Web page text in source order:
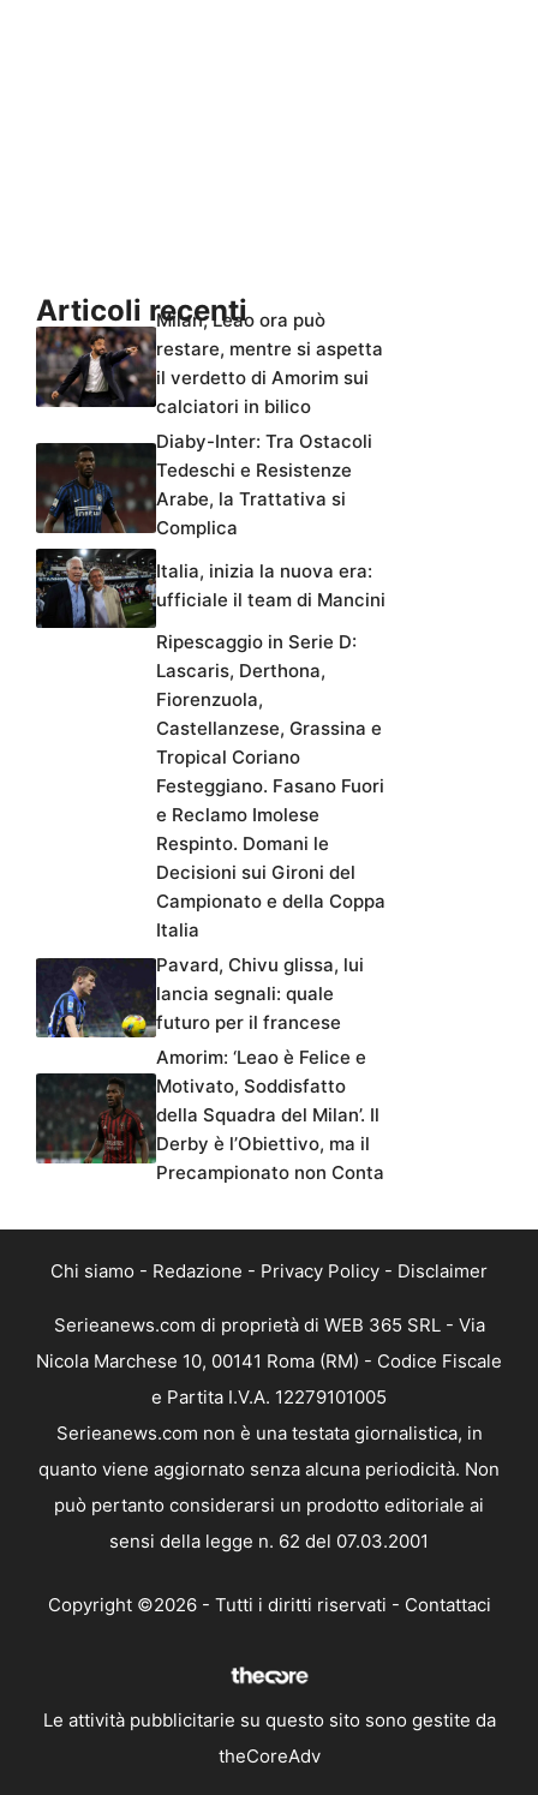
Articoli recenti
Milan, Leao ora può
restare, mentre si aspetta
il verdetto di Amorim sui
calciatori in bilico
Diaby-Inter: Tra Ostacoli
Tedeschi e Resistenze
Arabe, la Trattativa si
Complica
Italia, inizia la nuova era:
ufficiale il team di Mancini
Ripescaggio in Serie D:
Lascaris, Derthona,
Fiorenzuola,
Castellanzese, Grassina e
Tropical Coriano
Festeggiano. Fasano Fuori
e Reclamo Imolese
Respinto. Domani le
Decisioni sui Gironi del
Campionato e della Coppa
Italia
Pavard, Chivu glissa, lui
lancia segnali: quale
futuro per il francese
Amorim: ‘Leao è Felice e
Motivato, Soddisfatto
della Squadra del Milan’. Il
Derby è l’Obiettivo, ma il
Precampionato non Conta
Chi siamo - Redazione - Privacy Policy - Disclaimer
Serieanews.com di proprietà di WEB 365 SRL - Via
Nicola Marchese 10, 00141 Roma (RM) - Codice Fiscale
e Partita I.V.A. 12279101005
Serieanews.com non è una testata giornalistica, in
quanto viene aggiornato senza alcuna periodicità. Non
può pertanto considerarsi un prodotto editoriale ai
sensi della legge n. 62 del 07.03.2001
Copyright ©2026 - Tutti i diritti riservati - Contattaci
Le attività pubblicitarie su questo sito sono gestite da
theCoreAdv